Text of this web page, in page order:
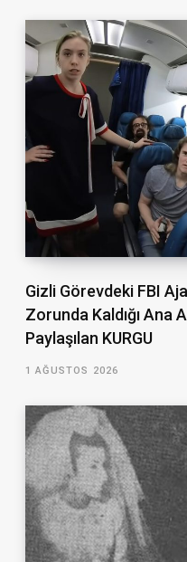
Gizli Görevdeki FBI
Zorunda Kaldığı Ana
Paylaşılan KURGU
1 AĞUSTOS 2026